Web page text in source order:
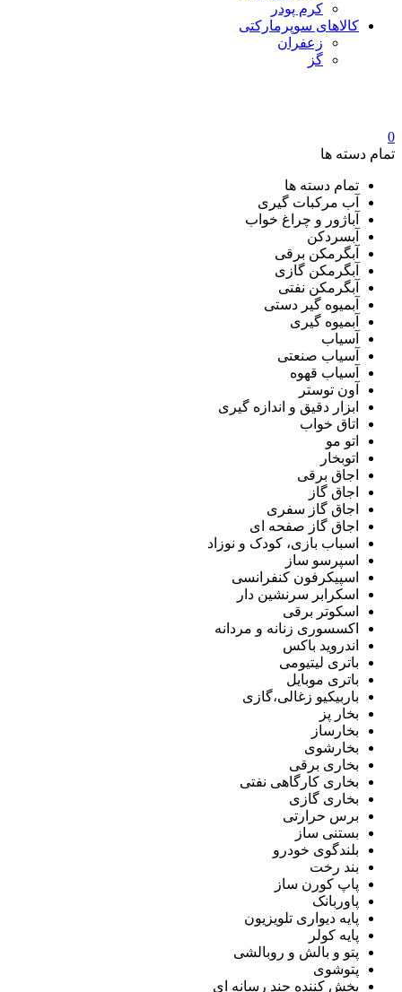
کرم پودر
کالاهای سوپرمارکتی
زعفران
گز
0
تمام دسته ها
تمام دسته ها
آب مرکبات گیری
آباژور و چراغ خواب
آبسردکن
آبگرمکن برقی
آبگرمکن گازی
آبگرمکن نفتی
آبمیوه گیر دستی
آبمیوه گیری
آسیاب
آسیاب صنعتی
آسیاب قهوه
آون توستر
ابزار دقیق و اندازه گیری
اتاق خواب
اتو مو
اتوبخار
اجاق برقی
اجاق گاز
اجاق گاز سفری
اجاق گاز صفحه ای
اسباب بازی، کودک و نوزاد
اسپرسو ساز
اسپیکرفون کنفرانسی
اسکرابر سرنشین دار
اسکوتر برقی
اکسسوری زنانه و مردانه
اندروید باکس
باتری لیتیومی
باتری موبایل
باربیکیو زغالی،گازی
بخار پز
بخارساز
بخارشوی
بخاری برقی
بخاری کارگاهی نفتی
بخاری گازی
برس حرارتی
بستنی ساز
بلندگوی خودرو
بند رخت
پاپ کورن ساز
پاوربانک
پایه دیواری تلویزیون
پایه کولر
پتو و بالش و روبالشی
پتوشوی
پخش کننده چند رسانه ای